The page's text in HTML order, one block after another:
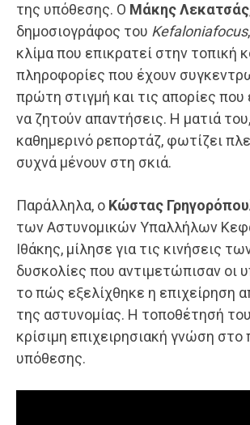
της υπόθεσης. Ο Μάκης Λεκατσάς
δημοσιογράφος του Kefaloniafocus
κλίμα που επικρατεί στην τοπική
πληροφορίες που έχουν
πρώτη στιγμή και τις απορίες
να ζητούν απαντήσεις. Η ματιά
καθημερινό ρεπορτάζ, φωτίζει
συχνά μένουν στη σκιά.
Παράλληλα, ο Κώστας
των Αστυνομικών Υπαλλήλων
Ιθάκης, μίλησε για τις κινήσεις
δυσκολίες που αντιμετώπισαν οι
το πώς εξελίχθηκε η επιχείρηση
της αστυνομίας. Η τοποθέτησή
κρίσιμη επιχειρησιακή γνώση στο
υπόθεσης.